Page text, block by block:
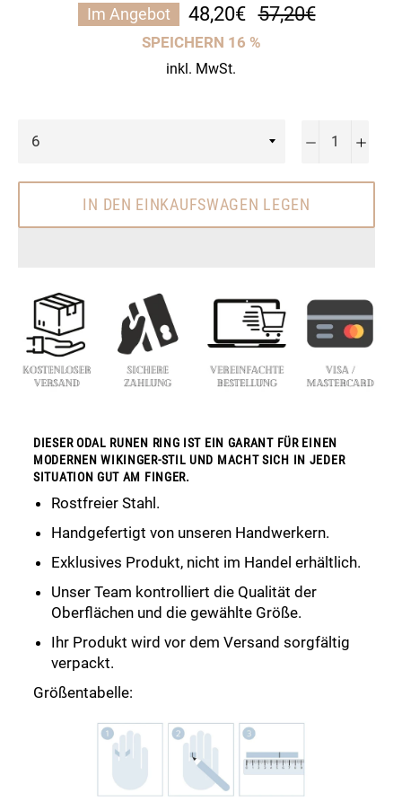
Im Angebot 48,20€
Normaler
Preis
57,20€
SPEICHERN 16 %
inkl. MwSt.
− +
IN DEN EINKAUFSWAGEN LEGEN
DIESER ODAL RUNEN RING IST EIN GARANT FÜR EINEN
MODERNEN WIKINGER-STIL UND MACHT SICH IN JEDER
SITUATION GUT AM FINGER.
Rostfreier Stahl.
Handgefertigt von unseren Handwerkern.
Exklusives Produkt, nicht im Handel erhältlich.
Unser Team kontrolliert die Qualität der
Oberflächen und die gewählte Größe.
Ihr Produkt wird vor dem Versand sorgfältig
verpackt.
Größentabelle: